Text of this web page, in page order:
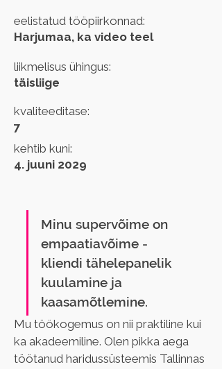
eelistatud tööpiirkonnad:
Harjumaa, ka video teel
liikmelisus ühingus:
täisliige
kvaliteeditase:
7
kehtib kuni:
4. juuni 2029
Minu supervõime on
empaatiavõime -
kliendi tähelepanelik
kuulamine ja
kaasamõtlemine.
Mu töökogemus on nii praktiline kui
ka akadeemiline. Olen pikka aega
töötanud haridussüsteemis Tallinnas